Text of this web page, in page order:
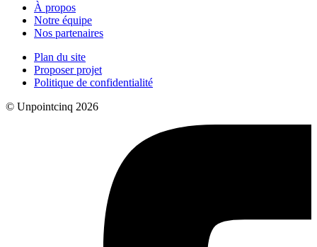
À propos
Notre équipe
Nos partenaires
Plan du site
Proposer projet
Politique de confidentialité
© Unpointcinq 2026